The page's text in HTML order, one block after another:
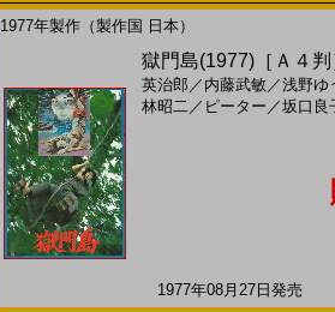
1977年製作（製作国 日本）
獄門島(1977)［Ａ４判
英治郎 ／ 内藤武敏／浅野ゆ
林昭二／ ピーター ／坂口良
1977年08月27日発売